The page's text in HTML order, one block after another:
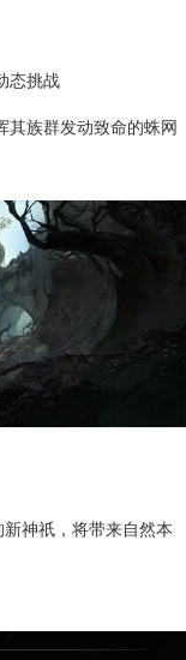
态挑战
其族群发动致命的蛛网
神祇，将带来自然本